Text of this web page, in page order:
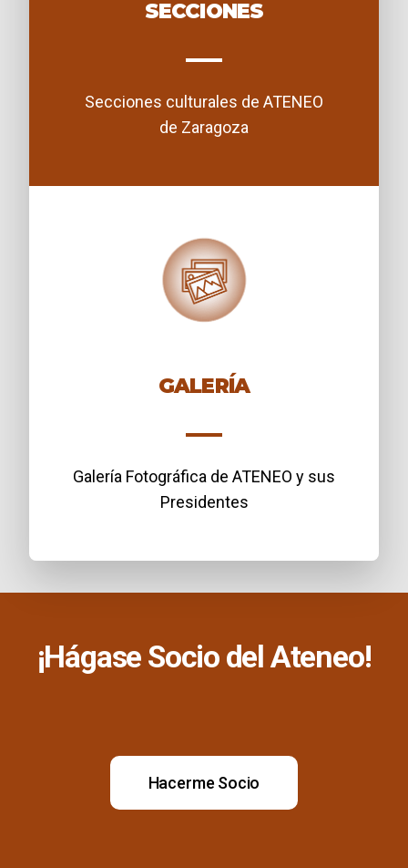
SECCIONES
Secciones culturales de ATENEO
de Zaragoza
GALERÍA
Galería Fotográfica de ATENEO y sus
Presidentes
¡Hágase Socio del Ateneo!
Hacerme Socio